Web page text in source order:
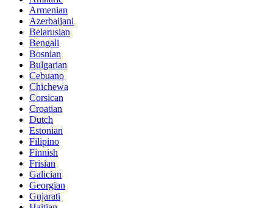
Armenian
Azerbaijani
Belarusian
Bengali
Bosnian
Bulgarian
Cebuano
Chichewa
Corsican
Croatian
Dutch
Estonian
Filipino
Finnish
Frisian
Galician
Georgian
Gujarati